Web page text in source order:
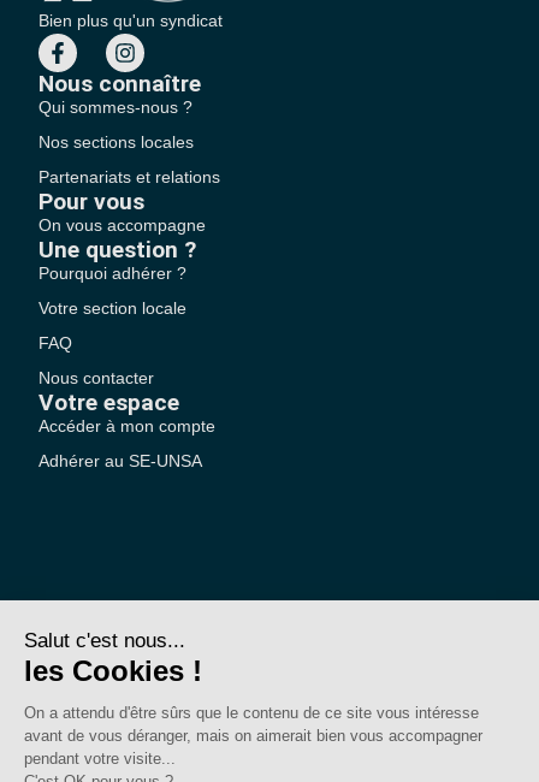
Bien plus qu'un syndicat
Nous connaître
Qui sommes-nous ?
Nos sections locales
Partenariats et relations
Pour vous
On vous accompagne
Une question ?
Pourquoi adhérer ?
Votre section locale
FAQ
Nous contacter
Votre espace
Accéder à mon compte
Adhérer au SE-UNSA
SE-Unsa est un syndicat de l’UNSA